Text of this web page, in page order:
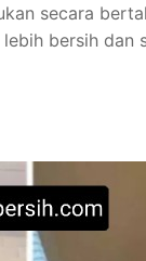
secara
bersih dan